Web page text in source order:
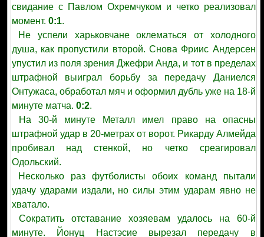
свидание с Павлом Охремчуком и четко реализовал
момент. 0:1.
Не успели харьковчане оклематься от холодного
душа, как пропустили второй. Снова Фриис Андерсен
упустил из поля зрения Джефри Анда, и тот в пределах
штрафной выиграл борьбу за передачу Даниелся
Онтужаса, обработал мяч и оформил дубль уже на 18-й
минуте матча. 0:2.
На 30-й минуте Металл имел право на опасны
штрафной удар в 20-метрах от ворот. Рикарду Алмейда
пробивал над стенкой, но четко среагировал
Одольский.
Несколько раз футболисты обоих команд пытали
удачу ударами издали, но силы этим ударам явно не
хватало.
Сократить отставание хозяевам удалось на 60-й
минуте. Йонуц Настэсие вырезал передачу в